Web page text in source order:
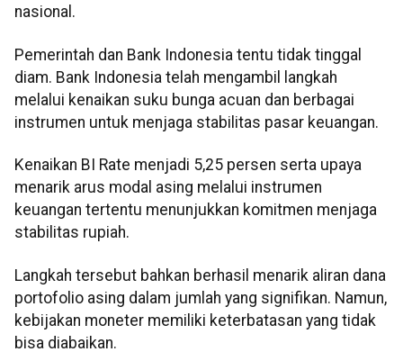
nasional.
Pemerintah dan Bank Indonesia tentu tidak tinggal
diam. Bank Indonesia telah mengambil langkah
melalui kenaikan suku bunga acuan dan berbagai
instrumen untuk menjaga stabilitas pasar keuangan.
Kenaikan BI Rate menjadi 5,25 persen serta upaya
menarik arus modal asing melalui instrumen
keuangan tertentu menunjukkan komitmen menjaga
stabilitas rupiah.
Langkah tersebut bahkan berhasil menarik aliran dana
portofolio asing dalam jumlah yang signifikan. Namun,
kebijakan moneter memiliki keterbatasan yang tidak
bisa diabaikan.